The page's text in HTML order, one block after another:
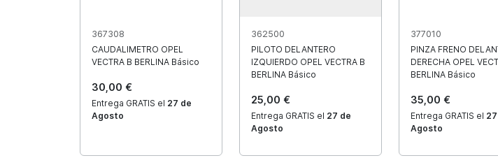
367308
CAUDALIMETRO OPEL
VECTRA B BERLINA Básico
30,00 €
Entrega GRATIS el 27 de
Agosto
362500
PILOTO DELANTERO
IZQUIERDO OPEL VECTRA B
BERLINA Básico
25,00 €
Entrega GRATIS el 27 de
Agosto
377010
PINZA FRENO
DERECHA OPEL
BERLINA Básico
35,00 €
Entrega GRATIS el
Agosto